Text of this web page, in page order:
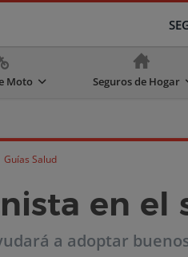
Moto Seguros de Hogar
Guías Salud
en el
a adoptar